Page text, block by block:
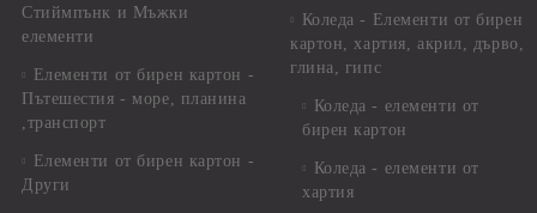
Стиймпънк и Мъжки
елементи
Елементи от бирен картон -
Пътешестия - море, планина
,транспорт
Елементи от бирен картон -
Други
Коледа - Eлементи от бирен
картон, хартия, акрил, дърво,
глина, гипс
Коледа - елементи от
бирен картон
Коледа - елементи от
хартия